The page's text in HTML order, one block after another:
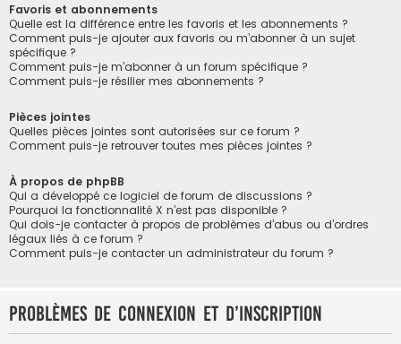
Favoris et abonnements
Quelle est la différence entre les favoris et les abonnements ?
Comment puis-je ajouter aux favoris ou m’abonner à un sujet
spécifique ?
Comment puis-je m’abonner à un forum spécifique ?
Comment puis-je résilier mes abonnements ?
Pièces jointes
Quelles pièces jointes sont autorisées sur ce forum ?
Comment puis-je retrouver toutes mes pièces jointes ?
À propos de phpBB
Qui a développé ce logiciel de forum de discussions ?
Pourquoi la fonctionnalité X n’est pas disponible ?
Qui dois-je contacter à propos de problèmes d’abus ou d’ordres
légaux liés à ce forum ?
Comment puis-je contacter un administrateur du forum ?
Problèmes de connexion et d’inscription